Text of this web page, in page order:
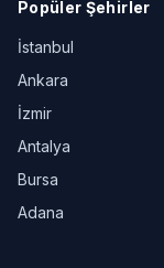
Popüler Şehirler
İstanbul
Ankara
İzmir
Antalya
Bursa
Adana